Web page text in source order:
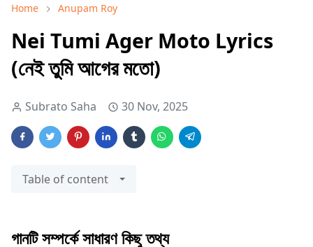
Home Anupam Roy
Nei Tumi Ager Moto Lyrics
(নেই তুমি আগের মতো)
Subrato Saha 30 Nov, 2025
Table of content
গানটি সম্পর্কে সাধারণ কিছু তথ্য